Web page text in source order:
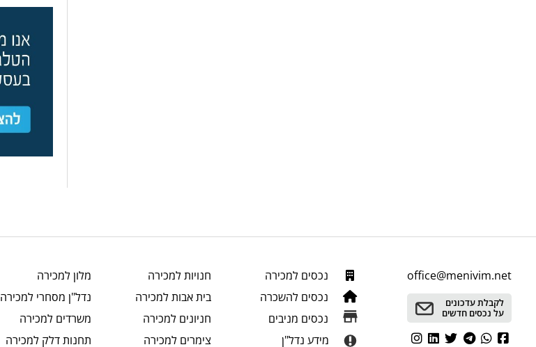
office@menivim.net
לקבלת עדכונים
על נכסים חדשים
נכסים למכירה
נכסים להשכרה
נכסים מניבים
מידע נדל"ן
חנויותלמכירה
בית אבותלמכירה
חניונים למכירה
צימרים למכירה
מלון למכירה
נדל"ן מסחרי למכירה
משרדים למכירה
תחנות דלק למכירה